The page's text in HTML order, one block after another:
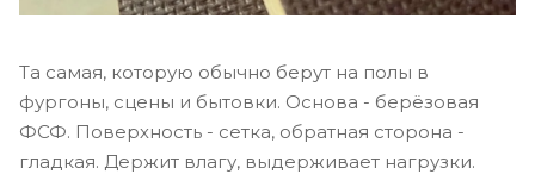
Та самая, которую обычно берут на полы в
фургоны, сцены и бытовки. Основа - берёзовая
ФСФ. Поверхность - сетка, обратная сторона -
гладкая. Держит влагу, выдерживает нагрузки.